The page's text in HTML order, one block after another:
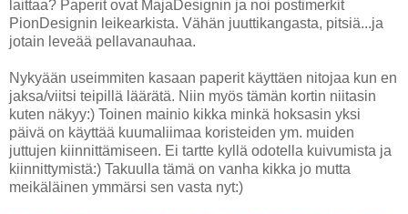
laittaa? Paperit ovat MajaDesignin ja noi postimerkit
PionDesignin leikearkista. Vähän juuttikangasta, pitsiä...ja
jotain leveää pellavanauhaa.
Nykyään useimmiten kasaan paperit käyttäen nitojaa kun en
jaksa/viitsi teipillä läärätä. Niin myös tämän kortin niitasin
kuten näkyy:) Toinen mainio kikka minkä hoksasin yksi
päivä on käyttää kuumaliimaa koristeiden ym. muiden
juttujen kiinnittämiseen. Ei tartte kyllä odotella kuivumista ja
kiinnittymistä:) Takuulla tämä on vanha kikka jo mutta
meikäläinen ymmärsi sen vasta nyt:)